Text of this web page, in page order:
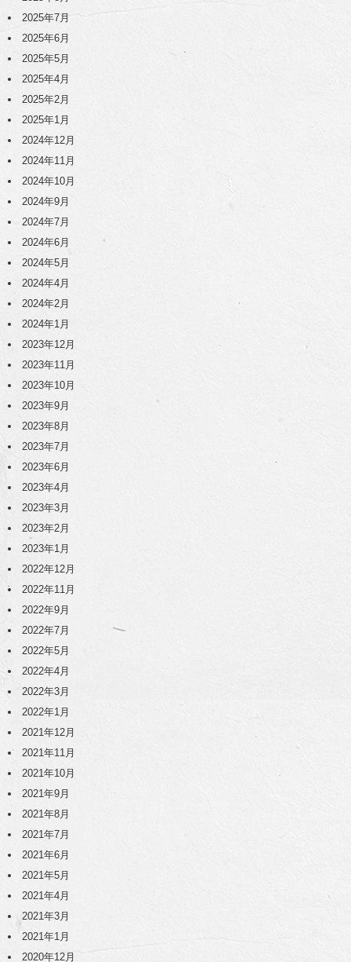
2025年7月
2025年6月
2025年5月
2025年4月
2025年2月
2025年1月
2024年12月
2024年11月
2024年10月
2024年9月
2024年7月
2024年6月
2024年5月
2024年4月
2024年2月
2024年1月
2023年12月
2023年11月
2023年10月
2023年9月
2023年8月
2023年7月
2023年6月
2023年4月
2023年3月
2023年2月
2023年1月
2022年12月
2022年11月
2022年9月
2022年7月
2022年5月
2022年4月
2022年3月
2022年1月
2021年12月
2021年11月
2021年10月
2021年9月
2021年8月
2021年7月
2021年6月
2021年5月
2021年4月
2021年3月
2021年1月
2020年12月